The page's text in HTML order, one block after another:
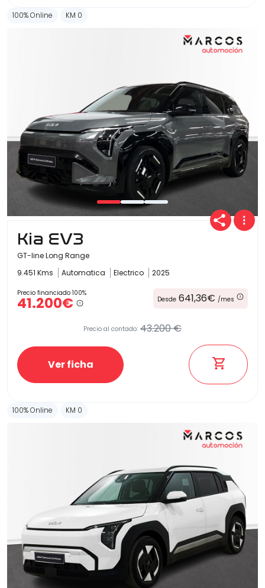
100% Online KM 0
Kia EV3
GT-line Long Range
9.451 Kms
Automatica Electrico 2025
Precio financiado 100%
41.200€ Desde 641,36€ /mes
Precio al contado: 43.200 €
Ver ficha
100% Online KM 0